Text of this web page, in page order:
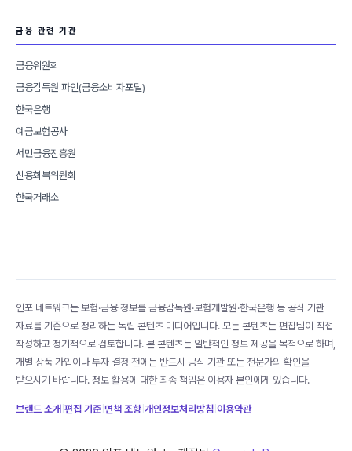
금융 관련 기관
금융위원회
금융감독원 파인(금융소비자포털)
한국은행
예금보험공사
서민금융진흥원
신용회복위원회
한국거래소
인포 네트워크는 보험·금융 정보를 금융감독원·보험개발원·한국은행 등 공식 기관
자료를 기준으로 정리하는 독립 콘텐츠 미디어입니다. 모든 콘텐츠는 편집팀이 직접
작성하고 정기적으로 검토합니다. 본 콘텐츠는 일반적인 정보 제공을 목적으로 하며,
개별 상품 가입이나 투자 결정 전에는 반드시 공식 기관 또는 전문가의 확인을
받으시기 바랍니다. 정보 활용에 대한 최종 책임은 이용자 본인에게 있습니다.
브랜드 소개 편집 기준 면책 조항 개인정보처리방침 이용약관